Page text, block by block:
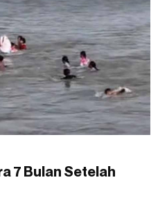
7 Bulan Setelah